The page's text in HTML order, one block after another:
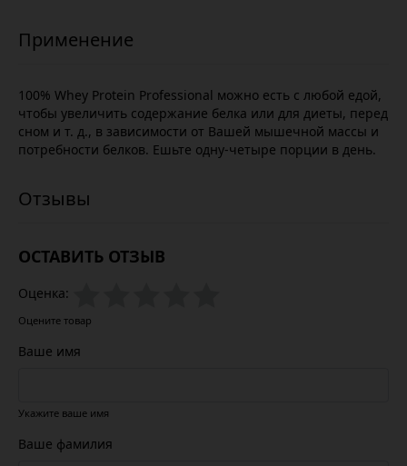
100% Whey Protein Professional можно есть с любой едой,
чтобы увеличить содержание белка или для диеты, перед
сном и т. д., в зависимости от Вашей мышечной массы и
потребности белков. Ешьте одну-четыре порции в день.
ОСТАВИТЬ ОТЗЫВ
Оценка:
Оцените товар
Ваше имя
Укажите ваше имя
Ваше фамилия